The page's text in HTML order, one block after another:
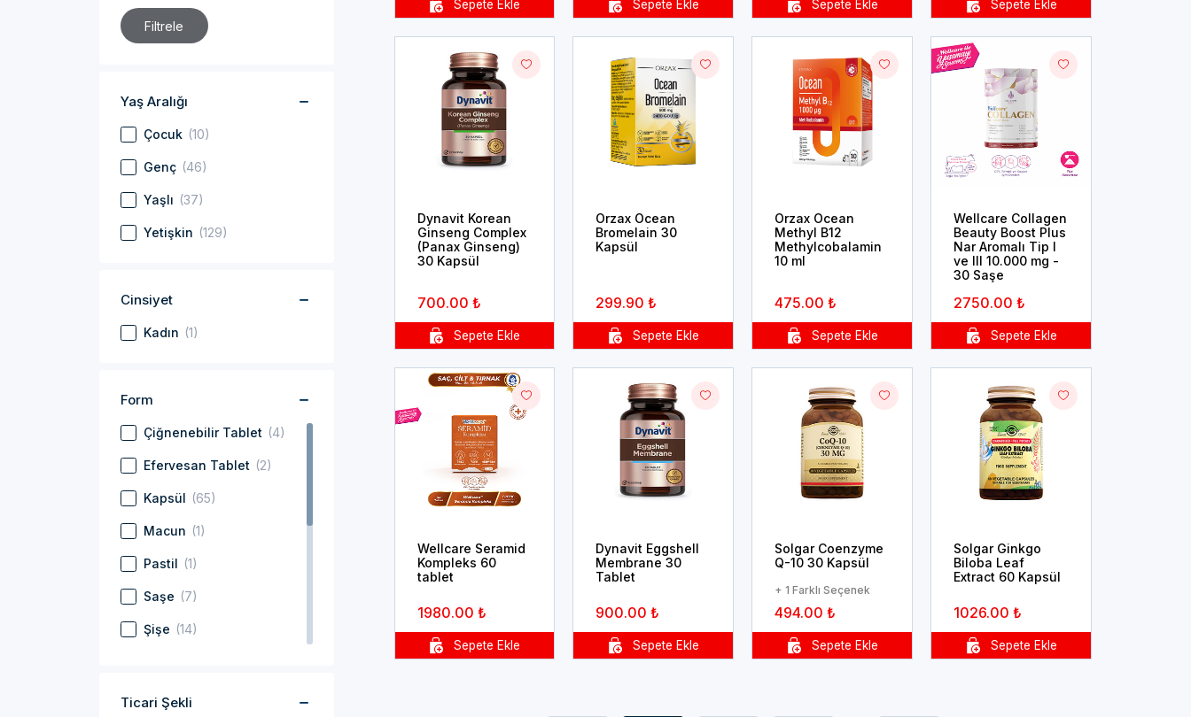
Filtrele
Yaş Aralığı
Çocuk (10)
Genç (46)
Yaşlı (37)
Yetişkin (129)
Cinsiyet
Kadın (1)
Form
Çiğnenebilir Tablet (4)
Efervesan Tablet (2)
Kapsül (65)
Macun (1)
Pastil (1)
Saşe (7)
Şişe (14)
Sprey (1)
Ticari Şekli
Dynavit Korean
Ginseng Complex
(Panax Ginseng)
30 Kapsül
700.00 ₺
Orzax Ocean
Bromelain 30
Kapsül
299.90 ₺
Orzax Ocean
Methyl B12
Methylcobalamin
10 ml
475.00 ₺
Wellcare Collagen
Beauty Boost Plus
Nar Aromalı Tip I
ve III 10.000 mg -
30 Saşe
2750.00 ₺
Wellcare Seramid
Kompleks 60
tablet
1980.00 ₺
Dynavit Eggshell
Membrane 30
Tablet
900.00 ₺
Solgar Coenzyme
Q-10 30 Kapsül
+ 1 Farklı Seçenek
494.00 ₺
Solgar Ginkgo
Biloba Leaf
Extract 60 Kapsül
1026.00 ₺